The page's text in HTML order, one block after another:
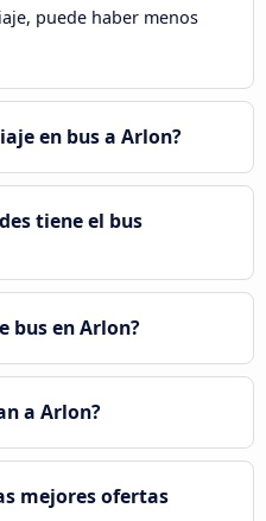
puede haber menos
en bus a Arlon?
tiene el bus
bus en Arlon?
a Arlon?
mejores ofertas